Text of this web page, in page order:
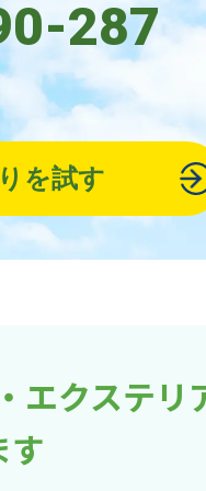
287
を試す
エクステリ
す